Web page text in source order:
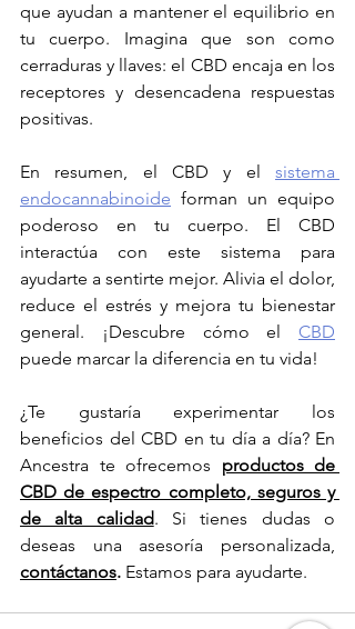
que ayudan a mantener el equilibrio en
tu cuerpo. Imagina que son como
cerraduras y llaves: el CBD encaja en los
receptores y desencadena respuestas
positivas.
En resumen, el CBD y el sistema
endocannabinoide forman un equipo
poderoso en tu cuerpo. El CBD
interactúa con este sistema para
ayudarte a sentirte mejor. Alivia el dolor,
reduce el estrés y mejora tu bienestar
general. ¡Descubre cómo el CBD
puede marcar la diferencia en tu vida!
¿Te gustaría experimentar los
beneficios del CBD en tu día a día? En
Ancestra te ofrecemos productos de
CBD de espectro completo, seguros y
de alta calidad. Si tienes dudas o
contáctanos. Estamos para ayudarte.